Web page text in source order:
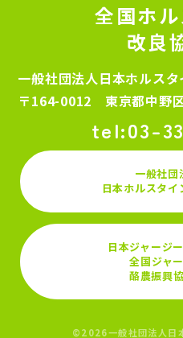
全国ホ
改良
一般社団法人日本ホルス
〒164-0012 東京都中野
03-
一般社団
日本ホルスタイ
日本ジャージ
全国ジャ
酪農振興
©2026一般社団法人日